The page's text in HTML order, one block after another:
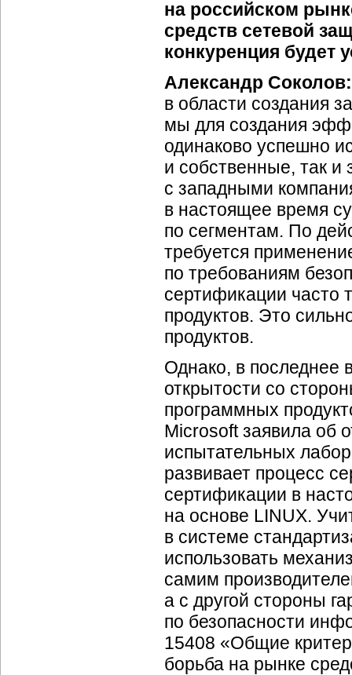
на российском
средств сетевой
конкуренция будет
Александр Соколов:
в области создания
мы для создания
одинаково успешно
и собственные, так и
с западными
в настоящее время
по сегментам. По
требуется
по требованиям
сертификации часто
продуктов. Это
продуктов.
Однако, в последнее
открытости со
программных
Microsoft заявила об
испытательных
развивает процесс
сертификации в
на основе LINUX.
в системе
использовать
самим
а с другой стороны
по безопасности
15408 «Общие
борьба на рынке